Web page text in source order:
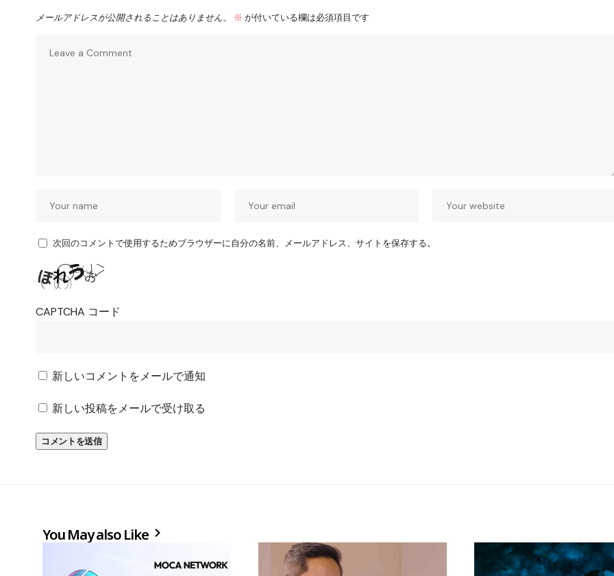
メールアドレスが公開されることはありません。 ※ が付いている欄は必須項目です
次回のコメントで使用するためブラウザーに自分の名前、メールアドレス、サイトを保存する。
CAPTCHA コード
新しいコメントをメールで通知
新しい投稿をメールで受け取る
You May also Like